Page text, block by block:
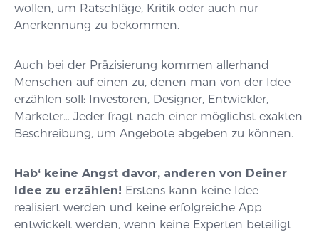
wollen, um Ratschläge, Kritik oder auch nur
Anerkennung zu bekommen.
Auch bei der Präzisierung kommen allerhand
Menschen auf einen zu, denen man von der Idee
erzählen soll: Investoren, Designer, Entwickler,
Marketer… Jeder fragt nach einer möglichst exakten
Beschreibung, um Angebote abgeben zu können.
Hab‘ keine Angst davor, anderen von Deiner
Idee zu erzählen! Erstens kann keine Idee
realisiert werden und keine erfolgreiche App
entwickelt werden, wenn keine Experten beteiligt